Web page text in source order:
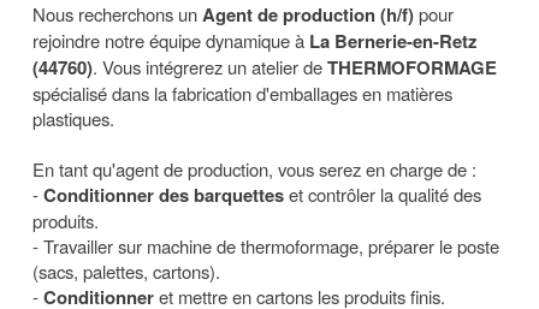
Nous recherchons unAgent de production (h/f)pour
rejoindre notre équipe dynamique à La Bernerie-en-Retz
(44760). Vous intégrerez un atelier deTHERMOFORMAGE
spécialisé dans la fabrication d'emballages en matières
plastiques.
En tant qu'agent de production, vous serez en charge de :
-Conditionner des barquetteset contrôler la qualité des
produits.
- Travailler sur machine de thermoformage, préparer le poste
(sacs, palettes, cartons).
-Conditionneret mettre en cartons les produits finis.